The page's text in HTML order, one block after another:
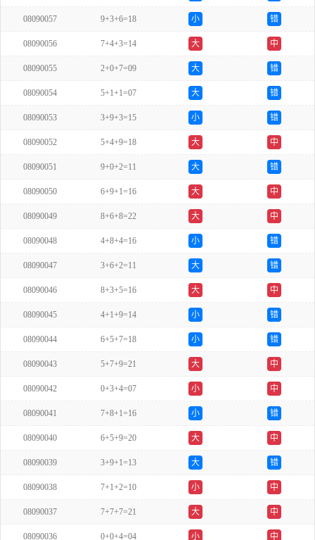
08090057 9+3+6=18 小 错
08090056 7+4+3=14 大 中
08090055 2+0+7=09 大 错
08090054 5+1+1=07 大 错
08090053 3+9+3=15 小 错
08090052 5+4+9=18 大 中
08090051 9+0+2=11 大 错
08090050 6+9+1=16 大 中
08090049 8+6+8=22 大 中
08090048 4+8+4=16 小 错
08090047 3+6+2=11 大 错
08090046 8+3+5=16 大 中
08090045 4+1+9=14 小 错
08090044 6+5+7=18 小 错
08090043 5+7+9=21 大 中
08090042 0+3+4=07 小 中
08090041 7+8+1=16 小 错
08090040 6+5+9=20 大 中
08090039 3+9+1=13 大 错
08090038 7+1+2=10 小 中
08090037 7+7+7=21 大 中
08090036 0+0+4=04 小 中